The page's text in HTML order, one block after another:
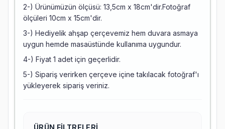
2-) Ürünümüzün ölçüsü: 13,5cm x 18cm'dir.Fotoğraf
ölçüleri 10cm x 15cm'dir.
3-) Hediyelik ahşap çerçevemiz hem duvara asmaya
uygun hemde masaüstünde kullanıma uygundur.
4-) Fiyat 1 adet için geçerlidir.
5-) Sipariş verirken çerçeve içine takılacak fotoğraf'ı
yükleyerek sipariş veriniz.